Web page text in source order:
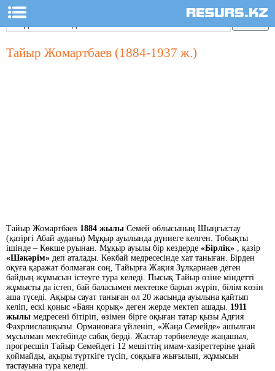
Тайыр Жомартбаев (1884-1937 ж.)
Тайыр Жомартбаев 1884 жылы Семей облысының Шыңғыстау
(қазіргі Абай ауданы) Мұқыр ауылында дүниеге келген. Тобықты
ішінде – Көкше руынан. Мұқыр ауылы бір кездерде «Бірлік» , қазір
«Шәкәрім» деп аталады. Көкбай медресесінде хат таныған. Бірден
оқуға қаражат болмаған соң, Тайырға Жақия Зұлқарнаев деген
байдың жұмысын істеуге тура келеді. Пысық Тайыр өзіне міндетті
жұмысты да істеп, бай баласымен мектепке барып жүріп, білім көзін
аша түседі. Ақыры сауат таныған ол 20 жасында ауылына қайтып
келіп, ескі қоныс «Баян қорық» деген жерде мектеп ашады. 1911
жылы медресені бітіріп, өзімен бірге оқыған татар қызы Адғия
Фахрлислашқызы Ормановаға үйленіп, «Жаңа Семейде» ашылған
мұсылман мектебінде сабақ берді. Жастар тәрбиелеуде жаңашыл,
прогресшіл Тайыр Семейдегі 12 мешіттің имам-хазіреттеріне ұнай
қоймайды, ақыры түрткіге түсіп, соққыға жығылып, жұмысын
тастауына тура келеді.